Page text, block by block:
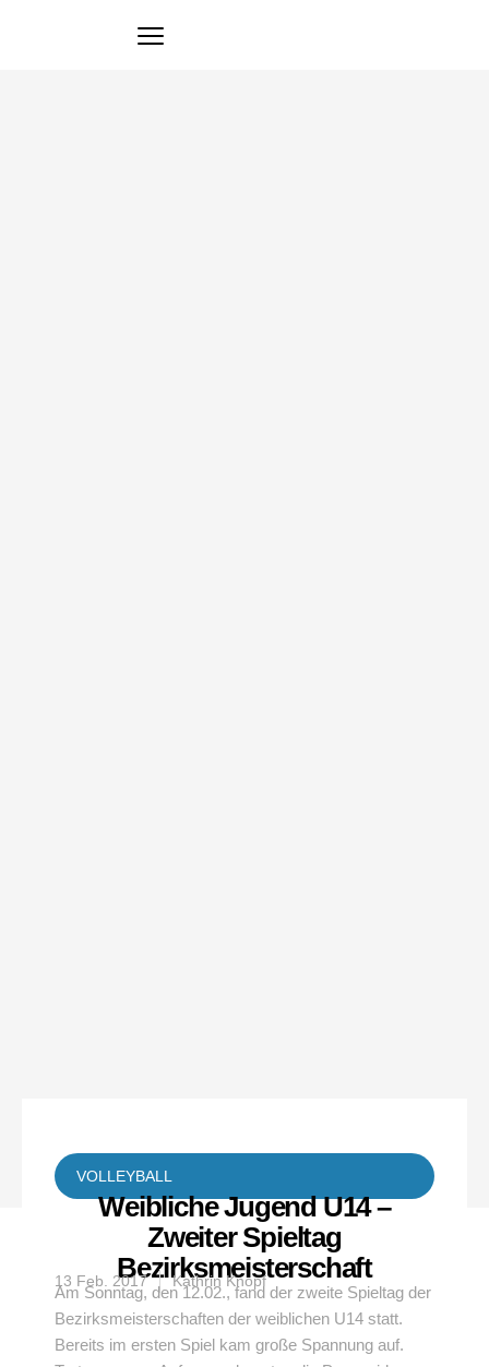
VOLLEYBALL
Weibliche Jugend U14 –
Zweiter Spieltag
Bezirksmeisterschaft
13 Feb. 2017 Kathrin Knopf
Am Sonntag, den 12.02., fand der zweite Spieltag der
Bezirksmeisterschaften der weiblichen U14 statt.
Bereits im ersten Spiel kam große Spannung auf.